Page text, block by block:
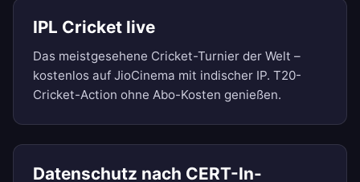
IPL Cricket live
Das meistgesehene Cricket-Turnier der Welt –
kostenlos auf JioCinema mit indischer IP. T20-
Cricket-Action ohne Abo-Kosten genießen.
Datenschutz nach CERT-In-